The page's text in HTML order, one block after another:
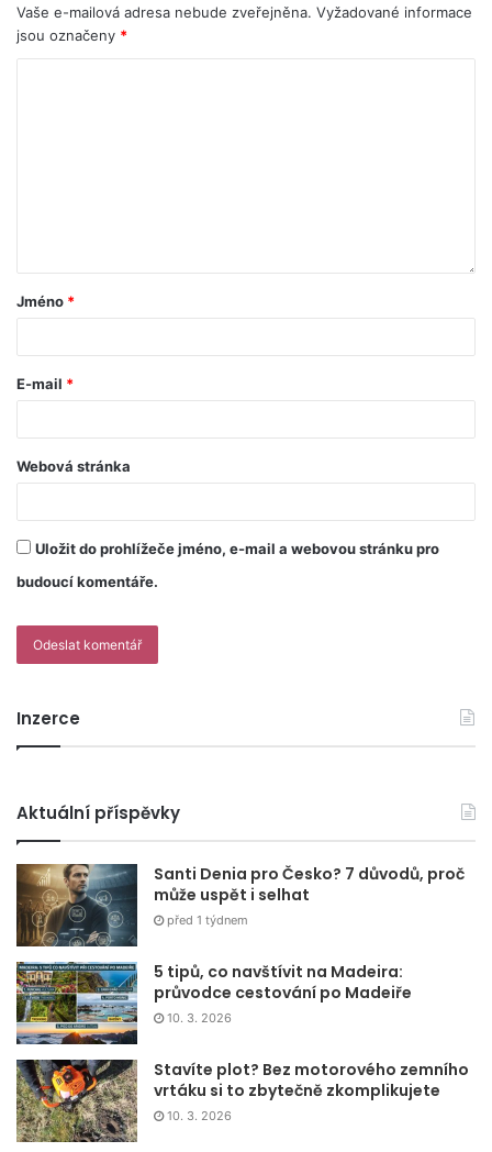
Vaše e-mailová adresa nebude zveřejněna. Vyžadované informace
jsou označeny *
Jméno *
E-mail *
Webová stránka
Uložit do prohlížeče jméno, e-mail a webovou stránku pro
budoucí komentáře.
Inzerce
Aktuální příspěvky
Santi Denia pro Česko? 7 důvodů, proč
může uspět i selhat
před 1 týdnem
5 tipů, co navštívit na Madeira:
průvodce cestování po Madeiře
10. 3. 2026
Stavíte plot? Bez motorového zemního
vrtáku si to zbytečně zkomplikujete
10. 3. 2026